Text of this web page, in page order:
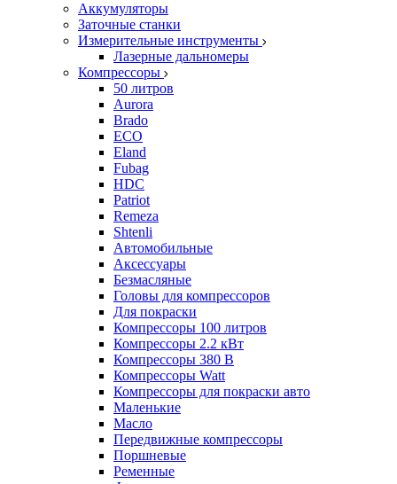
Аккумуляторы
Заточные станки
Измерительные инструменты
Лазерные дальномеры
Компрессоры
50 литров
Aurora
Brado
ECO
Eland
Fubag
HDC
Patriot
Remeza
Shtenli
Автомобильные
Аксессуары
Безмасляные
Головы для компрессоров
Для покраски
Компрессоры 100 литров
Компрессоры 2.2 кВт
Компрессоры 380 В
Компрессоры Watt
Компрессоры для покраски авто
Маленькие
Масло
Передвижные компрессоры
Поршневые
Ременные